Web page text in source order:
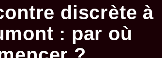
discrète à
: par où